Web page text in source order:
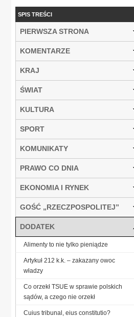
SPIS TREŚCI
PIERWSZA STRONA
KOMENTARZE
KRAJ
ŚWIAT
KULTURA
SPORT
KOMUNIKATY
PRAWO CO DNIA
EKONOMIA I RYNEK
GOŚĆ „RZECZPOSPOLITEJ”
DODATEK
Alimenty to nie tylko pieniądze
Artykuł 212 k.k. – zakazany owoc
władzy
Co orzekł TSUE w sprawie polskich
sądów, a czego nie orzekł
Cuius tribunal, eius constitutio?